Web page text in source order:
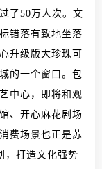
了50万人次。文
错落有致地坐落
升级版大珍珠可
的一个窗口。包
中心，即将和观
、开心麻花剧场
费场景也正是苏
，打造文化强势